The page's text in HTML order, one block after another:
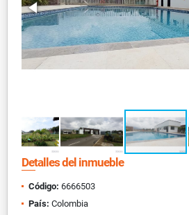
Detalles del inmueble
Código: 6666503
País: Colombia